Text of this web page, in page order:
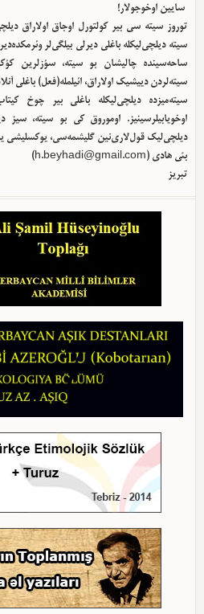
سایین اوخوجولار!
توروز سیته سی بیر کولتورل اوجاق اولا‌راق
سیته دیلچی‌لیکله باغلی دیرلی بیلگی‌لر
ساحه‌سینده چالیشان بو سیته، سؤزلرین
سیته‌لردن دییشیک اولا‌راق، ائیلمله(فعل) باغلی
سیته‌میزده دیلچی‌لیکله باغلی بیر چوخ
اوخویابیلرسینیز. اوموروق کی بو سیته، سیز
دیلچی‌لیک قول‌لاری‌نین گلیشمه‌سی، یوکسلیشی
بئی هادی (h.beyhadi@gmail.com
)
تبریز